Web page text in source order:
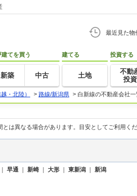
最近見た物
建てを買う
新築 中古
建てる
土地
投資する
不動
投資
・北陸） > 路線/新潟県 > 白新線の不動産会社
は異なる場合があります。目安としてご利用くだ
｜ 早通 ｜ 新崎 ｜ 大形 ｜ 東新潟 ｜ 新潟